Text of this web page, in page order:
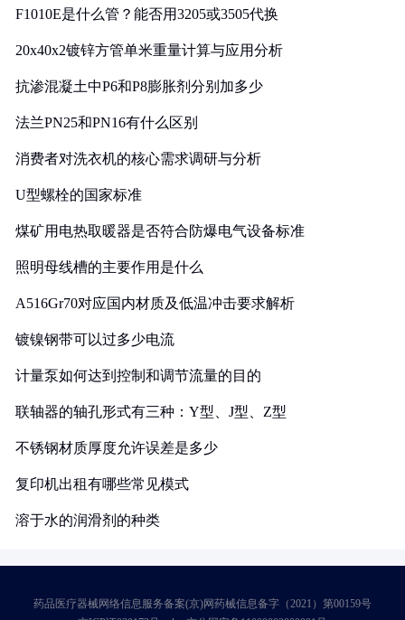
F1010E是什么管？能否用3205或3505代换
20x40x2镀锌方管单米重量计算与应用分析
抗渗混凝土中P6和P8膨胀剂分别加多少
法兰PN25和PN16有什么区别
消费者对洗衣机的核心需求调研与分析
U型螺栓的国家标准
煤矿用电热取暖器是否符合防爆电气设备标准
照明母线槽的主要作用是什么
A516Gr70对应国内材质及低温冲击要求解析
镀镍钢带可以过多少电流
计量泵如何达到控制和调节流量的目的
联轴器的轴孔形式有三种：Y型、J型、Z型
不锈钢材质厚度允许误差是多少
复印机出租有哪些常见模式
溶于水的润滑剂的种类
药品医疗器械网络信息服务备案(京)网药械信息备字（2021）第00159号